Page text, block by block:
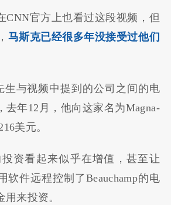
CNN官方上也看过这段视频，但
马斯克已经很多年没接受过他们
生与视频中提到的公司之间的电
去年12月，他向这家名为Magna-
美元。
投资看起来似乎在增值，甚至让
软件远程控制了Beauchamp的电
来投资。